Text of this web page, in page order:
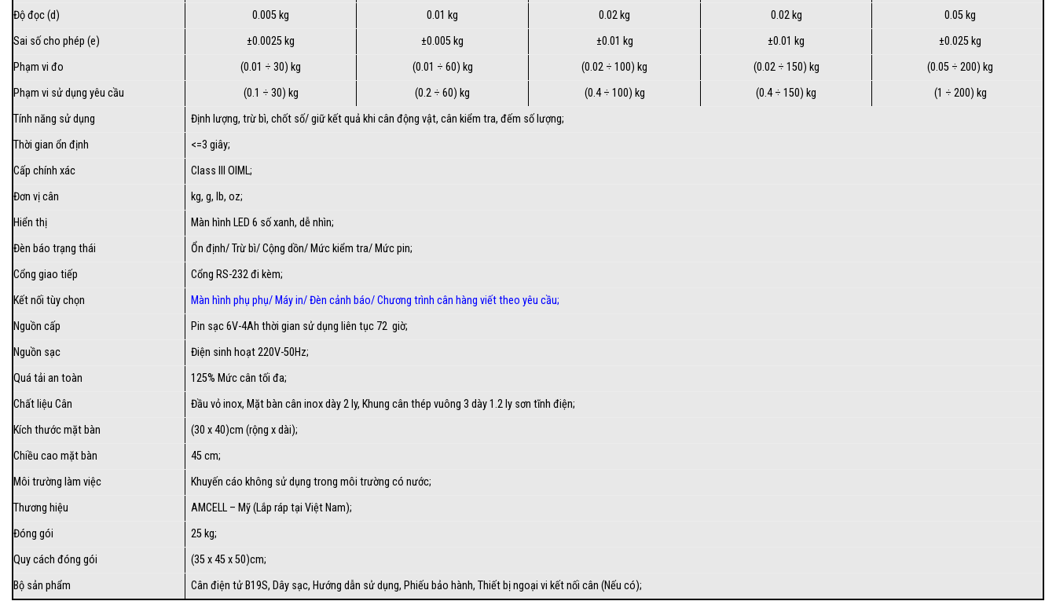
Độ đọc (d)
0.005 kg 0.01 kg 0.02 kg 0.02 kg
0.05 kg
Sai số cho phép (e)
±0.0025 kg ±0.005 kg ±0.01 kg ±0.01 kg
±0.025 kg
Phạm vi đo
(0.01 ÷ 30) kg (0.01 ÷ 60) kg (0.02 ÷ 100) kg (0.02 ÷ 150) kg
(0.05 ÷ 200) kg
Phạm vi sử dụng yêu cầu
(0.1 ÷ 30) kg (0.2 ÷ 60) kg (0.4 ÷ 100) kg (0.4 ÷ 150) kg
(1 ÷ 200) kg
Tính năng sử dụng
Định lượng, trừ bì, chốt số/ giữ kết quả khi cân động vật, cân kiểm tra, đếm số lượng;
Thời gian ổn định
<=3 giây;
Cấp chính xác
Class III OIML;
Đơn vị cân
kg, g, lb, oz;
Hiển thị
Màn hình LED 6 số xanh, dễ nhìn;
Đèn báo trạng thái
Ổn định/ Trừ bì/ Cộng dồn/ Mức kiểm tra/ Mức pin;
Cổng giao tiếp
Cổng RS-232 đi kèm;
Kết nối tùy chọn
Màn hình phụ phụ/ Máy in/Đèn cảnh báo/Chương trình cân hàng viết theo yêu cầu;
Nguồn cấp
Pin sạc 6V-4Ah thời gian sử dụng liên tục 72 giờ;
Nguồn sạc
Điện sinh hoạt 220V-50Hz;
Quá tải an toàn
125% Mức cân tối đa;
Chất liệu Cân
Đầu vỏ inox, Mặt bàn cân inox dày 2 ly, Khung cân thép vuông 3 dày 1.2 ly sơn tĩnh điện;
Kích thước mặt bàn
(30 x 40)cm (rộng x dài);
Chiều cao mặt bàn
45 cm;
Môi trường làm việc
Khuyến cáo không sử dụng trong môi trường có nước;
Thương hiệu
AMCELL – Mỹ (Lắp ráp tại Việt Nam);
Đóng gói
25 kg;
Quy cách đóng gói
(35 x 45 x 50)cm;
Bộ sản phẩm
Cân điện tử B19S, Dây sạc, Hướng dẫn sử dụng, Phiếu bảo hành, Thiết bị ngoại vi kết nối cân (Nếu có);